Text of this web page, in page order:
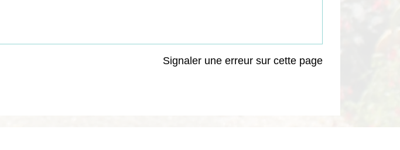
Signaler une erreur sur cette page